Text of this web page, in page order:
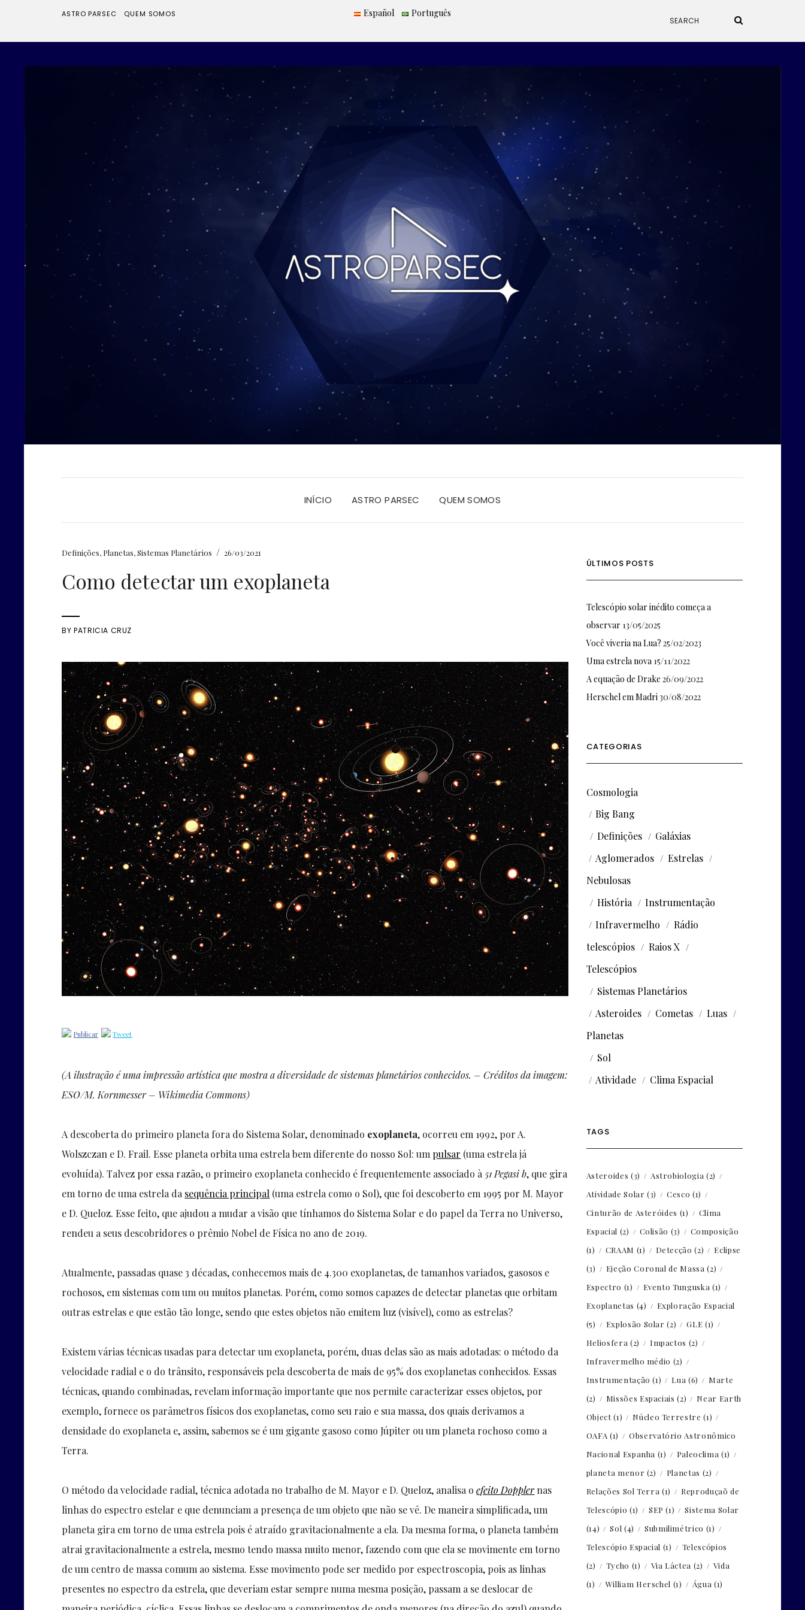
ASTRO PARSEC QUEM SOMOS Español Português
INÍCIO ASTRO PARSEC QUEM SOMOS
Definições, Planetas,Sistemas Planetários / 26/03/2021
Como detectar um exoplaneta
BYPATRICIA CRUZ
Publicar Tweet
(A ilustração é uma impressão artística que mostra a diversidade de sistemas planetários conhecidos. – Créditos da imagem:
ESO/M. Kornmesser – Wikimedia Commons)
A descoberta do primeiro planeta fora do Sistema Solar, denominado exoplaneta, ocorreu em 1992, por A.
Wolszczan e D. Frail. Esse planeta orbita uma estrela bem diferente do nosso Sol: um pulsar (uma estrela já
evoluída). Talvez por essa razão, o primeiro exoplaneta conhecido é frequentemente associado à 51 Pegasi b, que gira
em torno de uma estrela da sequência principal (uma estrela como o Sol), que foi descoberto em 1995 por M. Mayor
e D. Queloz. Esse feito, que ajudou a mudar a visão que tínhamos do Sistema Solar e do papel da Terra no Universo,
rendeu a seus descobridores o prêmio Nobel de Física no ano de 2019.
Atualmente, passadas quase 3 décadas, conhecemos mais de 4.300 exoplanetas, de tamanhos variados, gasosos e
rochosos, em sistemas com um ou muitos planetas. Porém, como somos capazes de detectar planetas que orbitam
outras estrelas e que estão tão longe, sendo que estes objetos não emitem luz (visível), como as estrelas?
Existem várias técnicas usadas para detectar um exoplaneta, porém, duas delas são as mais adotadas: o método da
velocidade radial e o do trânsito, responsáveis pela descoberta de mais de 95% dos exoplanetas conhecidos. Essas
técnicas, quando combinadas, revelam informação importante que nos permite caracterizar esses objetos, por
exemplo, fornece os parâmetros físicos dos exoplanetas, como seu raio e sua massa, dos quais derivamos a
densidade do exoplaneta e, assim, sabemos se é um gigante gasoso como Júpiter ou um planeta rochoso como a
Terra.
O método da velocidade radial, técnica adotada no trabalho de M. Mayor e D. Queloz, analisa oefeito Dopplernas
linhas do espectro estelar e que denunciam a presença de um objeto que não se vê. De maneira simplificada, um
planeta gira em torno de uma estrela pois é atraído gravitacionalmente a ela. Da mesma forma, o planeta também
atrai gravitacionalmente a estrela, mesmo tendo massa muito menor, fazendo com que ela se movimente em torno
de um centro de massa comum ao sistema. Esse movimento pode ser medido por espectroscopia, pois as linhas
presentes no espectro da estrela, que deveriam estar sempre numa mesma posição, passam a se deslocar de
ÚLTIMOS POSTS
Telescópio solar inédito começa a
observar 13/05/2025
Você viveria na Lua? 25/02/2023
Uma estrela nova 15/11/2022
A equação de Drake 26/09/2022
Herschel em Madri30/08/2022
CATEGORIAS
Cosmologia
Big Bang
Definições
Galáxias
Aglomerados
Estrelas
Nebulosas
História
Instrumentação
Infravermelho
Rádio
telescópios
Raios X
Telescópios
Sistemas Planetários
Asteroides
Cometas
Luas
Planetas
Sol
Atividade
Clima Espacial
TAGS
Asteroides (3) Astrobiologia (2)
Atividade Solar (3) Cesco (1)
Cinturão de Asteróides (1)
Clima
Espacial (2) Colisão (3)
Composição
(1)
CRAAM (1) Detecção (2)
Eclipse
(3)
Ejeção Coronal de Massa (2)
Espectro (1) Evento Tunguska (1)
Exoplanetas (4)
Exploração Espacial
(5)
Explosão Solar (2) GLE (1)
Heliosfera (2) Impactos (2)
Infravermelho médio (2)
Instrumentação (1) Lua (6)
Marte
(2)
Missões Espaciais (2)
Near Earth
Object(1) Núcleo Terrestre (1)
OAFA (1)
Observatório Astronômico
Nacional Espanha (1) Paleoclima (1)
planeta menor (2) Planetas (2)
Relações Sol Terra (1)
Reproduçaõ de
Telescópio (1) SEP (1)
Sistema Solar
(14)
Sol (4) Submilimétrico (1)
Telescópio Espacial (1)
Telescópios
(2)
Tycho (1) Via Láctea (2)
Vida
(1)
William Herschel (1) Água (1)